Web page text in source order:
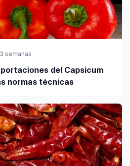
semanas
del Capsicum
normas técnicas